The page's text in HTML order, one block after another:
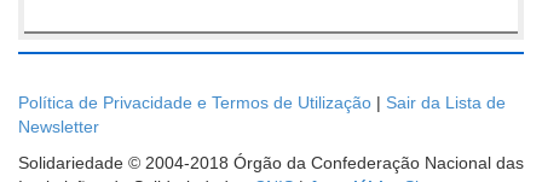
Política de Privacidade e Termos de Utilização | Sair da Lista de
Newsletter
Solidariedade © 2004-2018 Órgão da Confederação Nacional das